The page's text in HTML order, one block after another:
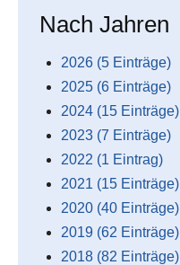
Nach Jahren
2026 (5 Einträge)
2025 (6 Einträge)
2024 (15 Einträge)
2023 (7 Einträge)
2022 (1 Eintrag)
2021 (15 Einträge)
2020 (40 Einträge)
2019 (62 Einträge)
2018 (82 Einträge)